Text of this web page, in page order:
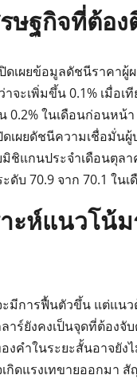
ษฐกิจที่ต้อ
ดเผยข้อมูลดัชนีราคาผู้ผ
จะเพิ่มขึ้น 0.1% เมื่อเ
0.2% ในเดือนก่อนหน้
ดเผยดัชนีความเชื่อมั่น
ชิแกนประจำเดือนตุล
ดับ 70.9 จาก 70.1 ใน
ะห์แนวโน้
ะมีการฟื้นตัวขึ้น แต่แน
าร์ยังคงเป็นจุดที่ต้องจั
งคำในระยะสั้นอาจยัง
เกิดแรงเทขายออกมา